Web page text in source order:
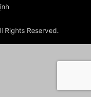
Rights Reserved.